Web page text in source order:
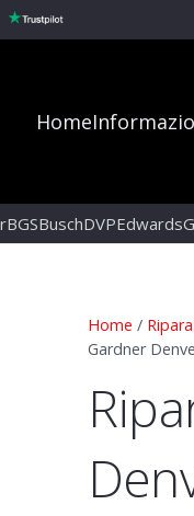
Home
BGSBuschDVPEdwards
Home /
Gardner